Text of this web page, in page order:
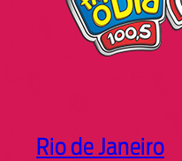
Rio de Janeiro